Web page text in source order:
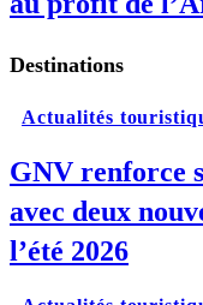
Destinations
Actualités
GNV renforce
avec deux
l’été 2026